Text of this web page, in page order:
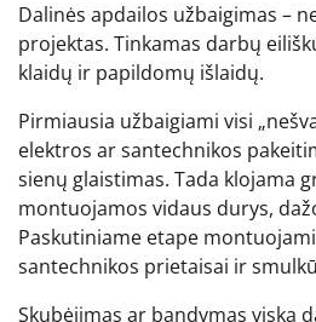
Dalinės apdailos užbaigimas –
projektas. Tinkamas darbų
klaidų ir papildomų išlaidų.
Pirmiausia užbaigiami visi
elektros ar santechnikos
sienų glaistimas. Tada klojama
montuojamos vidaus durys,
Paskutiniame etape
santechnikos prietaisai ir
Skubėjimas ar bandymas viską